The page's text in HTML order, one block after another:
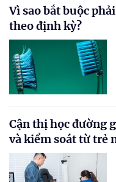
Vì sao bắt buộc
theo định kỳ?
Cận thị học đường
và kiểm soát từ trẻ